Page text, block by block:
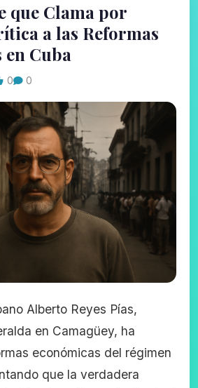
que Clama por
a las Reformas
en Cuba
0 0
Alberto Reyes Pías,
en Camagüey, ha
económicas del régimen
que la verdadera